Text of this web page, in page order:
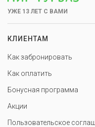
УЖЕ 13 ЛЕТ С ВАМИ
КЛИЕНТАМ
Как забронировать
Как оплатить
Бонусная программа
Акции
Пользовательское